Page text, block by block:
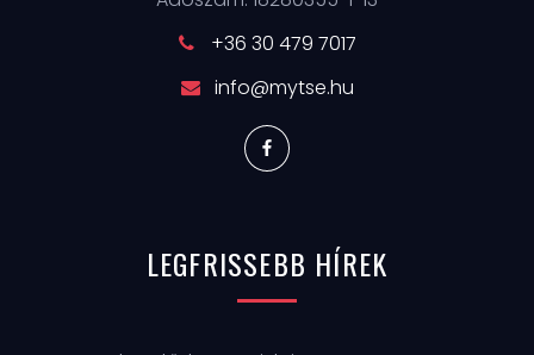
+36 30 479 7017
info@mytse.hu
LEGFRISSEBB HÍREK